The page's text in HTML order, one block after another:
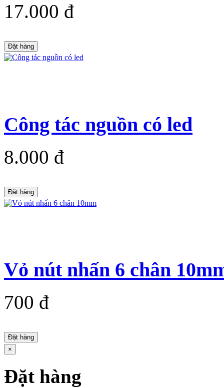
17.000 đ
Đặt hàng
Công tác nguồn có led
8.000 đ
Đặt hàng
Vỏ nút nhấn 6 chân
700 đ
Đặt hàng
×
Đặt hàng